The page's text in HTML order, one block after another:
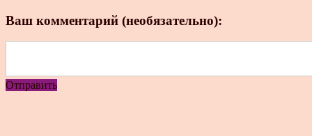
Ваш комментарий (необязательно):
Отправить